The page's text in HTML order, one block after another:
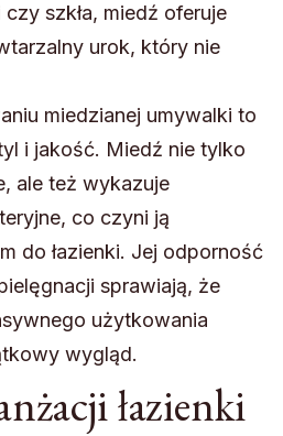
szkła, miedź oferuje
urok, który nie
miedzianej umywalki to
i jakość. Miedź nie tylko
ale też wykazuje
co czyni ją
do łazienki. Jej odporność
sprawiają, że
użytkowania
wygląd.
łazienki